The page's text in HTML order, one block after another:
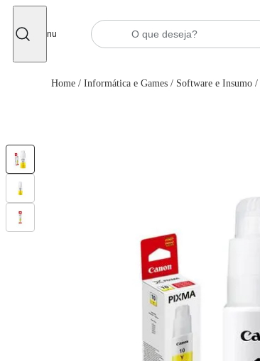
Menu
Home / Informática e Games / Software e Insumo /